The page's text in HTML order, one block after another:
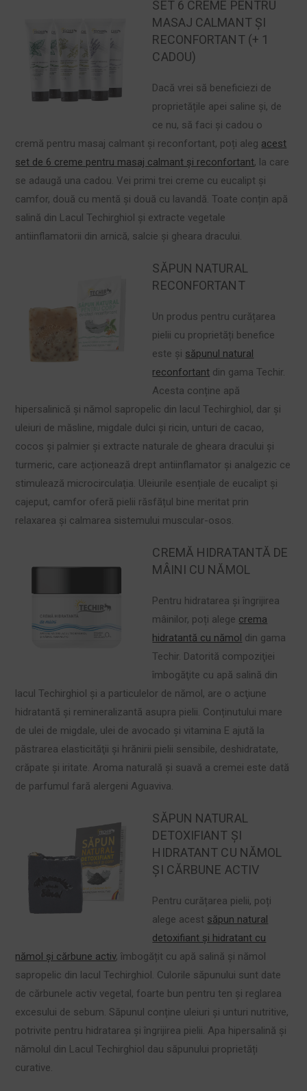
SET 6 CREME PENTRU
MASAJ CALMANT ȘI
RECONFORTANT (+ 1
CADOU)
Dacă vrei să beneficiezi de
proprietățile apei saline și, de
ce nu, să faci și cadou o
cremă pentru masaj calmant și reconfortant, poți aleg acest
set de 6 creme pentru masaj calmant și reconfortant, la care
se adaugă una cadou. Vei primi trei creme cu eucalipt și
camfor, două cu mentă și două cu lavandă. Toate conțin apă
salină din Lacul Techirghiol și extracte vegetale
antiinflamatorii din arnică, salcie și gheara dracului.
SĂPUN NATURAL
RECONFORTANT
Un produs pentru curățarea
pielii cu proprietăți benefice
este și săpunul natural
reconfortant din gama Techir.
Acesta conține apă
hipersalinică și nămol sapropelic din lacul Techirghiol, dar și
uleiuri de măsline, migdale dulci și ricin, unturi de cacao,
cocos și palmier și extracte naturale de gheara dracului și
turmeric, care acționează drept antiinflamator și analgezic ce
stimulează microcirculația. Uleiurile esențiale de eucalipt și
cajeput, camfor oferă pielii răsfățul bine meritat prin
relaxarea și calmarea sistemului muscular-osos.
CREMĂ HIDRATANTĂ DE
MÂINI CU NĂMOL
Pentru hidratarea și îngrijirea
mâinilor, poți alege crema
hidratantă cu nămol din gama
Techir. Datorită compoziţiei
îmbogăţite cu apă salină din
lacul Techirghiol şi a particulelor de nămol, are o acţiune
hidratantă şi remineralizantă asupra pielii. Conținutului mare
de ulei de migdale, ulei de avocado şi vitamina E ajută la
păstrarea elasticităţii şi hrănirii pielii sensibile, deshidratate,
crăpate şi iritate. Aroma naturală și suavă a cremei este dată
de parfumul fară alergeni Aguaviva.
SĂPUN NATURAL
DETOXIFIANT ȘI
HIDRATANT CU NĂMOL
ȘI CĂRBUNE ACTIV
Pentru curățarea pielii, poți
alege acest săpun natural
detoxifiant și hidratant cu
nămol și cărbune activ, îmbogățit cu apă salină și nămol
sapropelic din lacul Techirghiol. Culorile săpunului sunt date
de cărbunele activ vegetal, foarte bun pentru ten și reglarea
excesului de sebum. Săpunul conține uleiuri și unturi nutritive,
potrivite pentru hidratarea și îngrijirea pielii. Apa hipersalină și
nămolul din Lacul Techirghiol dau săpunului proprietăți
curative.